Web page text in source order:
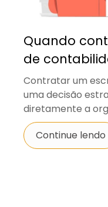
Quando
de
Contratar um
uma decisão
diretamente a
Continue lendo